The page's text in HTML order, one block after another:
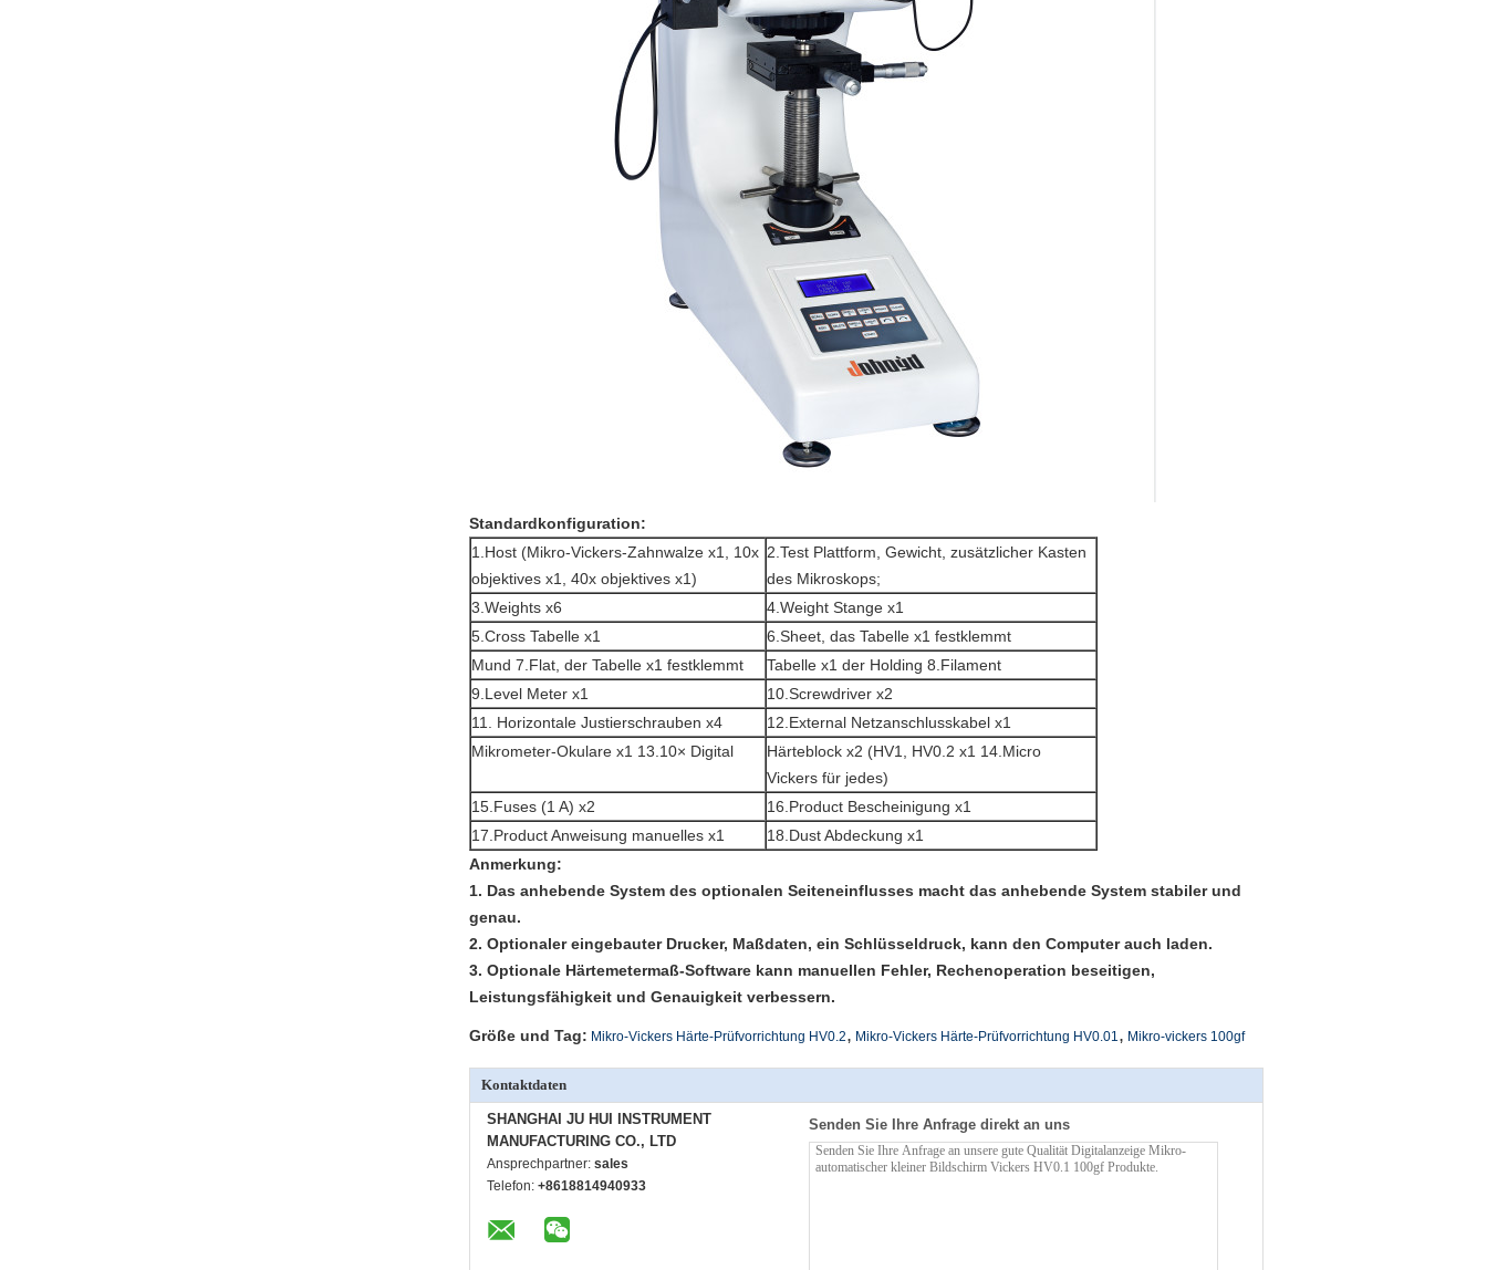
Standardkonfiguration:
1.Host (Mikro-Vickers-Zahnwalze x1, 10x
objektives x1, 40x objektives x1)
2.Test Plattform, Gewicht, zusätzlicher Kasten
des Mikroskops;
3.Weights x6
4.Weight Stange x1
5.Cross Tabelle x1
6.Sheet, das Tabelle x1 festklemmt
Mund 7.Flat, der Tabelle x1 festklemmt
Tabelle x1 der Holding 8.Filament
9.Level Meter x1
10.Screwdriver x2
11. Horizontale Justierschrauben x4
12.External Netzanschlusskabel x1
Mikrometer-Okulare x1 13.10× Digital
Härteblock x2 (HV1, HV0.2 x1 14.Micro
Vickers für jedes)
15.Fuses (1 A) x2
16.Product Bescheinigung x1
17.Product Anweisung manuelles x1
18.Dust Abdeckung x1
Anmerkung:
1. Das anhebende System des optionalen Seiteneinflusses macht das anhebende System stabiler und
genau.
2. Optionaler eingebauter Drucker, Maßdaten, ein Schlüsseldruck, kann den Computer auch laden.
3. Optionale Härtemetermaß-Software kann manuellen Fehler, Rechenoperation beseitigen,
Leistungsfähigkeit und Genauigkeit verbessern.
Größe und Tag: Mikro-Vickers Härte-Prüfvorrichtung HV0.2, Mikro-Vickers Härte-Prüfvorrichtung HV0.01, Mikro-vickers 100gf
Kontaktdaten
SHANGHAI JU HUI INSTRUMENT
MANUFACTURING CO., LTD
Ansprechpartner: sales
Telefon: +8618814940933
Senden Sie Ihre Anfrage direkt an uns